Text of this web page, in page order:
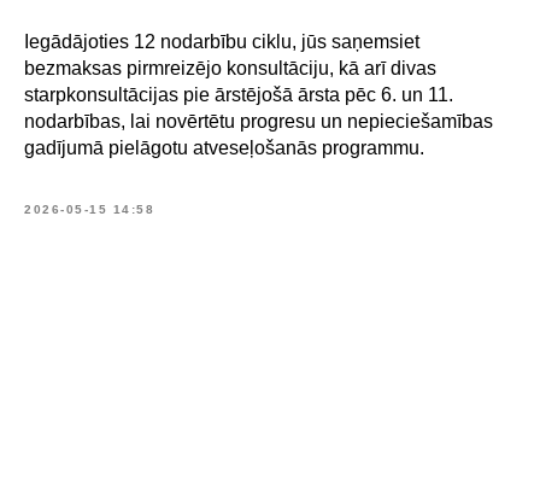
Iegādājoties 12 nodarbību ciklu, jūs saņemsiet
bezmaksas pirmreizējo konsultāciju, kā arī divas
starpkonsultācijas pie ārstējošā ārsta pēc 6. un 11.
nodarbības, lai novērtētu progresu un nepieciešamības
gadījumā pielāgotu atveseļošanās programmu.
2026-05-15 14:58